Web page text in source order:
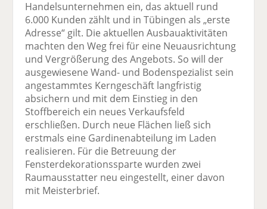
Handelsunternehmen ein, das aktuell rund
6.000 Kunden zählt und in Tübingen als „erste
Adresse“ gilt. Die aktuellen Ausbauaktivitäten
machten den Weg frei für eine Neuausrichtung
und Vergrößerung des Angebots. So will der
ausgewiesene Wand- und Bodenspezialist sein
angestammtes Kerngeschäft langfristig
absichern und mit dem Einstieg in den
Stoffbereich ein neues Verkaufsfeld
erschließen. Durch neue Flächen ließ sich
erstmals eine Gardinenabteilung im Laden
realisieren. Für die Betreuung der
Fensterdekorationssparte wurden zwei
Raumausstatter neu eingestellt, einer davon
mit Meisterbrief.